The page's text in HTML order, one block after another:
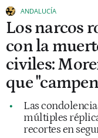
ANDALUCÍA
Los narcos
con la
civiles:
que
Las
múltiples
recortes en